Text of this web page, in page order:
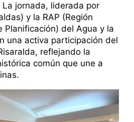
La jornada, liderada por
y la RAP (Región
Planificación) del Agua y la
una activa participación del
reflejando la
común que une a